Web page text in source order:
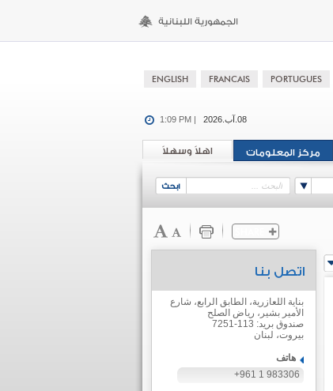
08.آب.2026 1:09 PM |
اهلاً وسهلاً مركز المعلومات
اتصل بنا
بناية اللعازرية، الطابق الرابع، شارع
الأمير بشير، رياض الصلح
صندوق بريد: 113-7251
بيروت، لبنان
هاتف
+961 1 983306